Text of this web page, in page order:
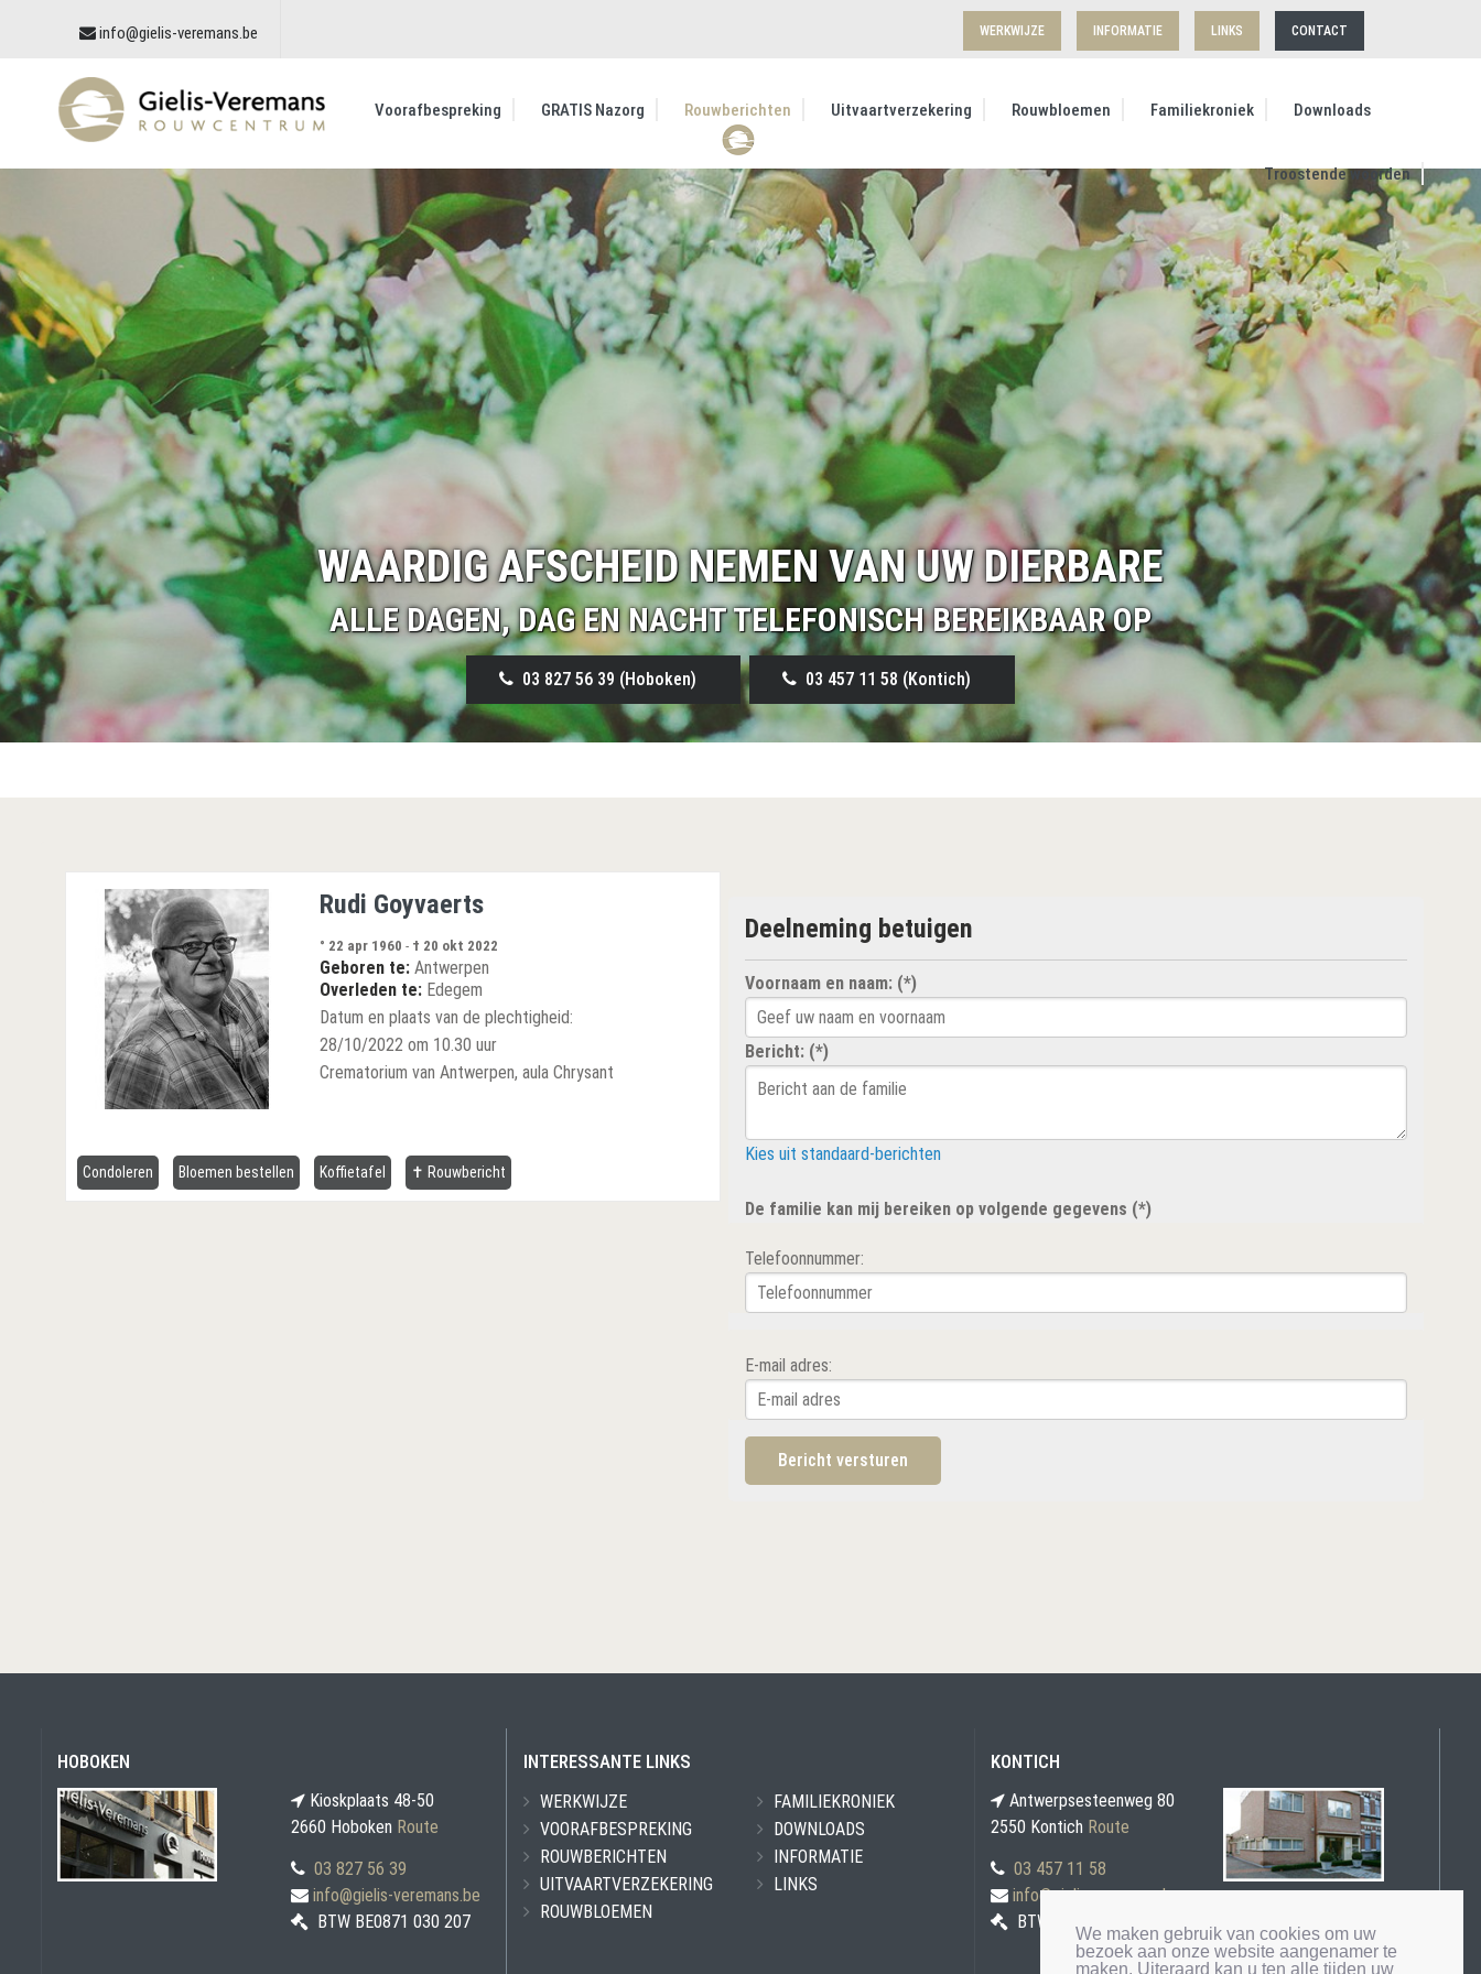
We maken gebruik van cookies om uw
bezoek aan onze website aangenamer te
maken. Uiteraard kan u ten alle tijden uw
info@gielis-veremans.be WERKWIJZE INFORMATIE LINKS CONTACT
Voorafbespreking GRATIS Nazorg Rouwberichten Uitvaartverzekering Rouwbloemen Familiekroniek Downloads
Troostende woorden
WAARDIG AFSCHEID NEMEN VAN UW DIERBARE
ALLE DAGEN, DAG EN NACHT TELEFONISCH BEREIKBAAR OP
03 827 56 39 (Hoboken) 03 457 11 58 (Kontich)
Rudi Goyvaerts
° 22 apr 1960 - † 20 okt 2022
Geboren te: Antwerpen
Overleden te: Edegem
Datum en plaats van de plechtigheid:
28/10/2022 om 10.30 uur
Crematorium van Antwerpen, aula Chrysant
Condoleren Bloemen bestellen Koffietafel ✝ Rouwbericht
Deelneming betuigen
Voornaam en naam: (*)
Bericht: (*)
Kies uit standaard-berichten
De familie kan mij bereiken op volgende gegevens (*)
Telefoonnummer:
E-mail adres:
HOBOKEN
Kioskplaats 48-50
2660 Hoboken Route
03 827 56 39
info@gielis-veremans.be
BTW BE0871 030 207
INTERESSANTE LINKS
WERKWIJZE
VOORAFBESPREKING
ROUWBERICHTEN
UITVAARTVERZEKERING
ROUWBLOEMEN
FAMILIEKRONIEK
DOWNLOADS
INFORMATIE
LINKS
KONTICH
Antwerpsesteenweg 80
2550 Kontich Route
03 457 11 58
info@gielis-veremans.be
BTW BE0871 030 207